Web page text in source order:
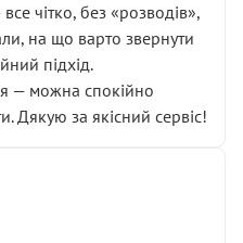
чітко, без «розводів»,
на що варто звернути
підхід.
— можна спокійно
Дякую за якісний сервіс!